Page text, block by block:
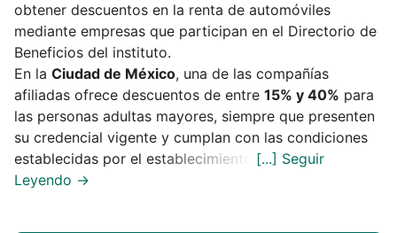
obtener descuentos en la renta de automóviles
mediante empresas que participan en el Directorio de
Beneficios del instituto.
En la Ciudad de México, una de las compañías
afiliadas ofrece descuentos de entre 15% y 40% para
las personas adultas mayores, siempre que presenten
su credencial vigente y cumplan con las condiciones
establecidas por el establecimiento.